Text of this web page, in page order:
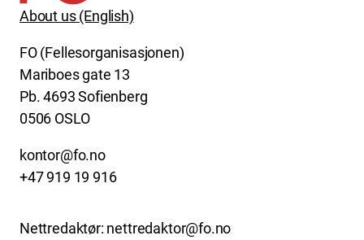
About us (English)
FO (Fellesorganisasjonen)
Mariboes gate 13
Pb. 4693 Sofienberg
0506 OSLO
kontor@fo.no
+47 919 19 916
Nettredaktør: nettredaktor@fo.no